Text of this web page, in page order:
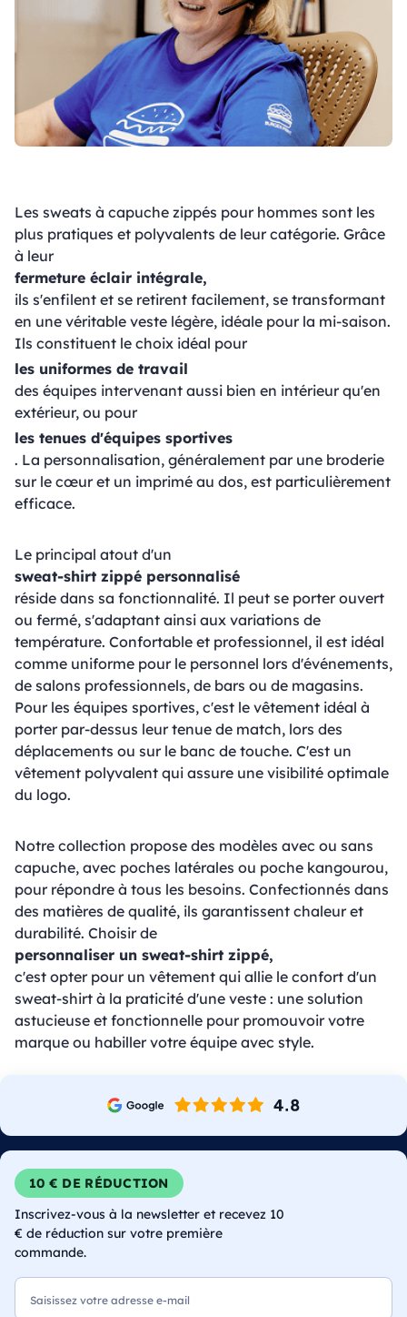
Les sweats à capuche zippés pour hommes sont les
plus pratiques et polyvalents de leur catégorie. Grâce
à leur
fermeture éclair intégrale,
ils s'enfilent et se retirent facilement, se transformant
en une véritable veste légère, idéale pour la mi-saison.
Ils constituent le choix idéal pour
les uniformes de travail
des équipes intervenant aussi bien en intérieur qu'en
extérieur, ou pour
les tenues d'équipes sportives
. La personnalisation, généralement par une broderie
sur le cœur et un imprimé au dos, est particulièrement
efficace.
Le principal atout d'un
sweat-shirt zippé personnalisé
réside dans sa fonctionnalité. Il peut se porter ouvert
ou fermé, s'adaptant ainsi aux variations de
température. Confortable et professionnel, il est idéal
comme uniforme pour le personnel lors d'événements,
de salons professionnels, de bars ou de magasins.
Pour les équipes sportives, c'est le vêtement idéal à
porter par-dessus leur tenue de match, lors des
déplacements ou sur le banc de touche. C'est un
vêtement polyvalent qui assure une visibilité optimale
du logo.
Notre collection propose des modèles avec ou sans
capuche, avec poches latérales ou poche kangourou,
pour répondre à tous les besoins. Confectionnés dans
des matières de qualité, ils garantissent chaleur et
durabilité. Choisir de
personnaliser un sweat-shirt zippé,
c'est opter pour un vêtement qui allie le confort d'un
sweat-shirt à la praticité d'une veste : une solution
astucieuse et fonctionnelle pour promouvoir votre
marque ou habiller votre équipe avec style.
10 € DE RÉDUCTION
Inscrivez-vous à la newsletter et recevez 10
€ de réduction sur votre première
commande.
E-mail